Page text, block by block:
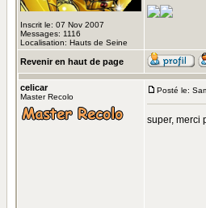
Inscrit le: 07 Nov 2007
Messages: 1116
Localisation: Hauts de Seine
Revenir en haut de page
celicar
Master Recolo
Posté le:
super, merci